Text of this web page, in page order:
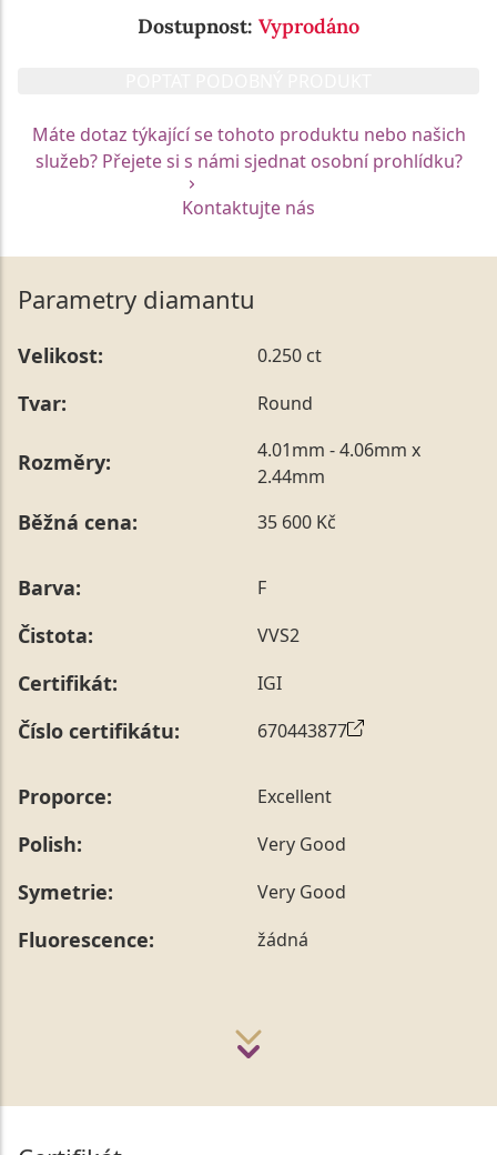
Dostupnost: Vyprodáno
Máte dotaz týkající se tohoto produktu nebo našich
služeb? Přejete si s námi sjednat osobní prohlídku?
Kontaktujte nás
Parametry diamantu
Velikost: 0.250 ct
Tvar: Round
Rozměry:
4.01mm - 4.06mm x
2.44mm
Běžná cena: 35 600 Kč
Barva: F
Čistota: VVS2
Certifikát: IGI
Číslo certifikátu: 670443877
Proporce: Excellent
Polish: Very Good
Symetrie: Very Good
Fluorescence: žádná